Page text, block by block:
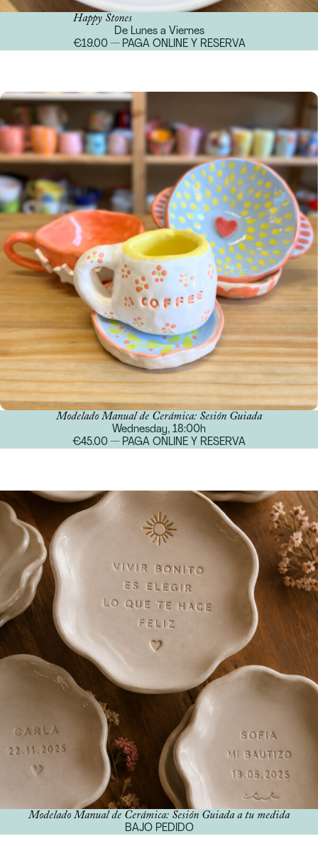
Happy Stones
De Lunes a Viernes
€19.00 — PAGA ONLINE Y RESERVA
Modelado Manual de Cerámica: Sesión Guiada
Wednesday, 18:00h
€45.00 — PAGA ONLINE Y RESERVA
Modelado Manual de Cerámica: Sesión Guiada a tu medida
BAJO PEDIDO